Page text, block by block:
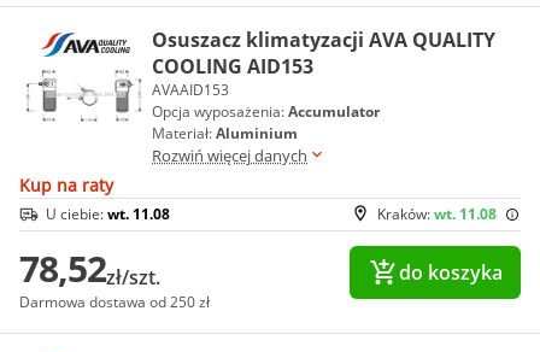
Osuszacz klimatyzacji AVA QUALITY
COOLING AID153
AVAAID153
Opcja wyposażenia:Accumulator
Materiał:Aluminium
Rozwiń więcej danych
Kup na raty
Kraków:wt. 11.08
U ciebie:wt. 11.08
78,52zł/szt.
Darmowa dostawa od 250 zł
do koszyka